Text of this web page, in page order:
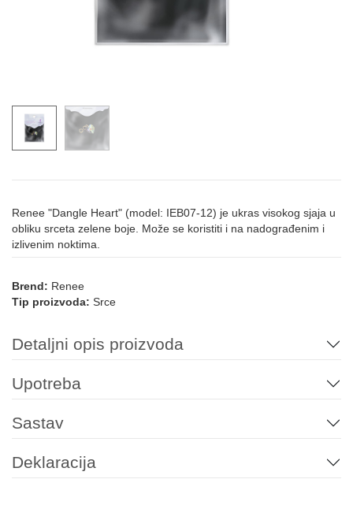
Renee "Dangle Heart" (model: IEB07-12) je ukras visokog sjaja u
obliku srceta zelene boje. Može se koristiti i na nadograđenim i
izlivenim noktima.
Brend: Renee
Tip proizvoda: Srce
Detaljni opis proizvoda
Upotreba
Sastav
Deklaracija